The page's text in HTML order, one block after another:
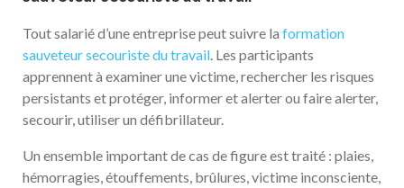
Tout salarié d’une entreprise peut suivre la formation
sauveteur secouriste du travail . Les participants
apprennent à examiner une victime, rechercher les risques
persistants et protéger, informer et alerter ou faire alerter,
secourir, utiliser un défibrillateur.
Un ensemble important de cas de figure est traité : plaies,
hémorragies, étouffements, brûlures, victime inconsciente,